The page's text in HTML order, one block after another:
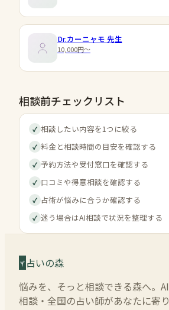
Dr.カーニャモ 先生
10,000円〜
相談前チェックリスト
✓ 相談したい内容を1つに絞る
✓ 料金と相談時間の目安を確認する
✓ 予約方法や受付窓口を確認する
✓ 口コミや得意相談を確認する
✓ 占術が悩みに合うか確認する
✓ 迷う場合はAI相談で状況を整理する
占いの森
悩みを、そっと相談できる森へ。AI
相談・全国の占い師があなたに寄り